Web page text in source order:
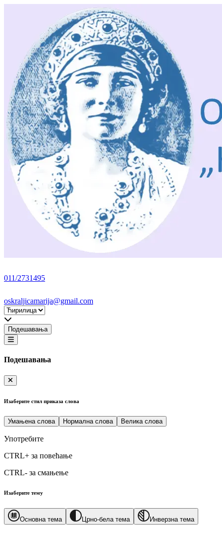
011/2731495
oskraljicamarija@gmail.com
Подешавања
Подешавања
Изаберите стил приказа слова
Умањена слова Нормална слова Велика слова
Употребите
CTRL+ за повећање
CTRL- за смањење
Изаберите тему
Основна тема Црно-бела тема Инверзна тема